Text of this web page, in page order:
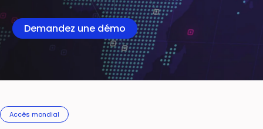
Demandez une démo
Accès mondial